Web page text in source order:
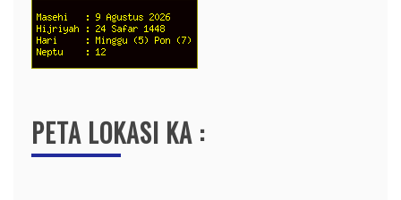
PETA LOKASI KA :